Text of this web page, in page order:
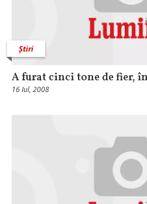
Știri
A furat cinci tone de fier,
16 Iul, 2008